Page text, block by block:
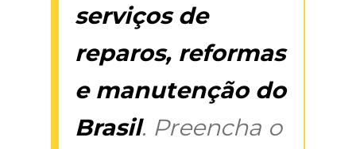
serviços de
reparos, reformas
e manutenção do
Brasil. Preencha o